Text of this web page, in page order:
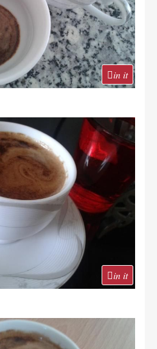
in it
in it